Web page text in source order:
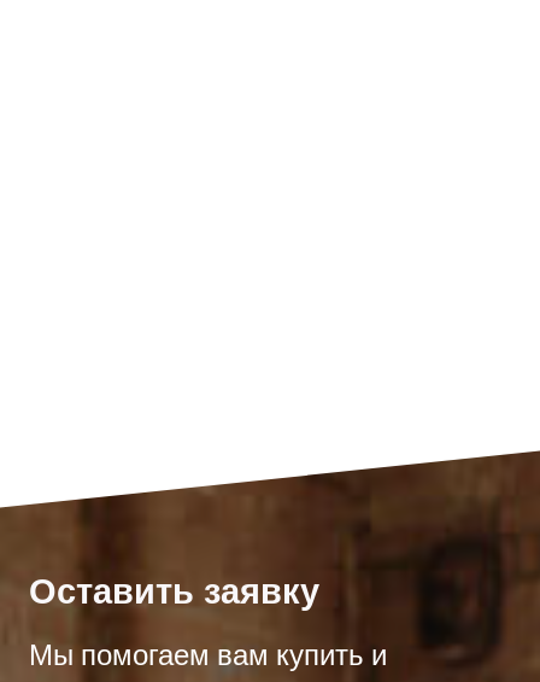
Оставить заявку
Мы помогаем вам купить и